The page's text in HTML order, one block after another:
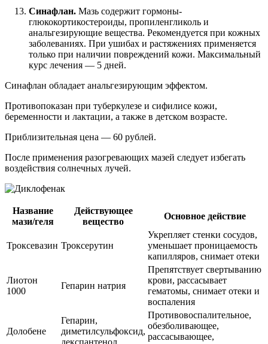
Синафлан. Мазь содержит гормоны-
глюкокортикостероиды, пропиленгликоль и
анальгезирующие вещества. Рекомендуется при кожных
заболеваниях. При ушибах и растяжениях применяется
только при наличии повреждений кожи. Максимальный
курс лечения — 5 дней.
Синафлан обладает анальгезирующим эффектом.
Противопоказан при туберкулезе и сифилисе кожи,
беременности и лактации, а также в детском возрасте.
Приблизительная цена — 60 рублей.
После применения разогревающих мазей следует избегать
воздействия солнечных лучей.
Название
мази/геля
Действующее
вещество
Основное действие
Троксевазин Троксерутин
Укрепляет стенки сосудов,
уменьшает проницаемость
капилляров, снимает отеки
Лиотон
1000
Гепарин натрия
Препятствует свертыванию
крови, рассасывает
гематомы, снимает отеки и
воспаления
Долобене
Гепарин,
диметилсульфоксид,
Противовоспалительное,
обезболивающее,
рассасывающее,